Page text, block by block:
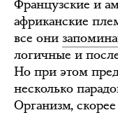
Французские и
африканские
все они
логичные и
Но при этом
несколько
Организм, скорее